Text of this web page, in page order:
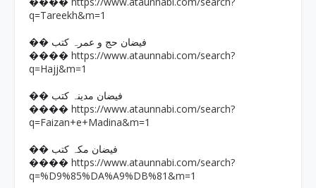
����
q=Tareekh&m=1
�� فیضان حج و عمرہ کتب
���� https://www.ataunnabi.com/search?
q=Hajj&m=1
�� فیضان مدینہ کتب
���� https://www.ataunnabi.com/search?
q=Faizan+e+Madina&m=1
�� فیضان مکہ کتب
���� https://www.ataunnabi.com/search?
q=%D9%85%DA%A9%DB%81&m=1